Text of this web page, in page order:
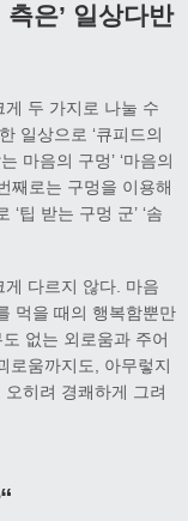
측은’ 일상다반
게 두 가지로 나눌 수
일상으로 ‘큐피드의
마음의 구멍’ ‘마음의
째로는 구멍을 이용해
팁 받는 구멍 군’ ‘솜
다르지 않다. 마음
먹을 때의 행복함뿐만
없는 외로움과 주어
로움까지도, 아무렇지
히려 경쾌하게 그려
“